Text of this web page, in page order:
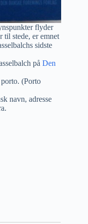
flyder
stede, er emnet
sidste
på Den
(Porto
navn, adresse